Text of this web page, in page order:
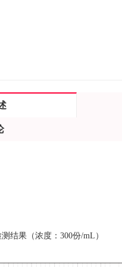
结果（浓度：300份/mL）